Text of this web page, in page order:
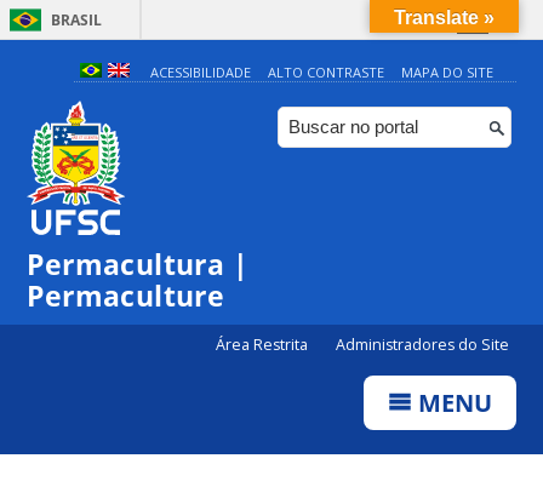
BRASIL
Simplifique!
Comunica BR
Participe
ACESSIBILIDADE ALTO CONTRASTE MAPA DO SITE
Permacultura |
Permaculture
Área Restrita Administradores do Site
MENU
Translate »